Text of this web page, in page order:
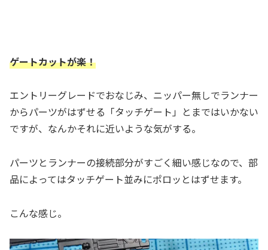
ゲートカットが楽！
エントリーグレードでおなじみ、ニッパー無しでランナー
からパーツがはずせる「タッチゲート」とまではいかない
ですが、なんかそれに近いような気がする。
パーツとランナーの接続部分がすごく細い感じなので、部
品によってはタッチゲート並みにポロッとはずせます。
こんな感じ。